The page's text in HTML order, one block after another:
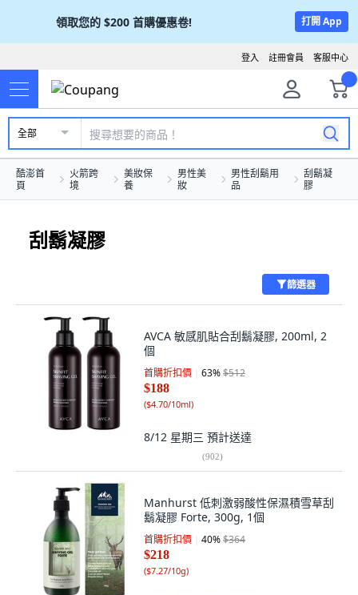
領取您的 $200 首購優惠卷! 打開 App
客服中心
註冊會員
登入
全部
酷澎首
頁
火箭跨
境
美妝保
養
男性美
妝
男性刮鬍用
品
刮鬍凝
膠
刮鬍凝膠
篩選器
AVCA 敏感肌貼合刮鬍凝膠, 200ml, 2
個
首購折扣價 63%$512
$188
($4.70/10ml)
8/12 星期三 預計送達
(902)
Manhurst 低刺激弱酸性保濕積雪草刮
鬍凝膠 Forte, 300g, 1個
首購折扣價 40%$364
$218
($7.27/10g)